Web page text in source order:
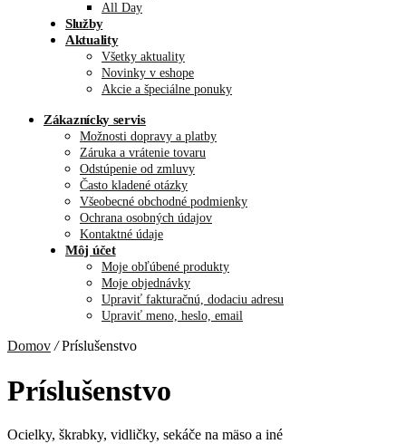
All Day
Služby
Aktuality
Všetky aktuality
Novinky v eshope
Akcie a špeciálne ponuky
Zákaznícky servis
Možnosti dopravy a platby
Záruka a vrátenie tovaru
Odstúpenie od zmluvy
Často kladené otázky
Všeobecné obchodné podmienky
Ochrana osobných údajov
Kontaktné údaje
Môj účet
Moje obľúbené produkty
Moje objednávky
Upraviť fakturačnú, dodaciu adresu
Upraviť meno, heslo, email
Domov /Príslušenstvo
Príslušenstvo
Ocielky, škrabky, vidličky, sekáče na mäso a iné